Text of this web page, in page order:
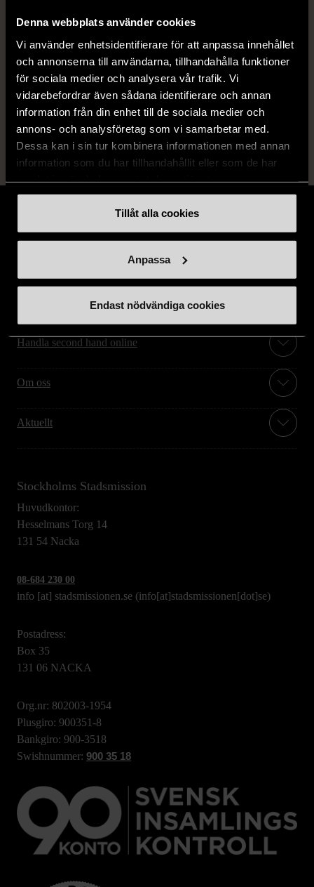
Denna webbplats använder cookies
Vi använder enhetsidentifierare för att anpassa innehållet
och annonserna till användarna, tillhandahålla funktioner
för sociala medier och analysera vår trafik. Vi
vidarebefordrar även sådana identifierare och annan
information från din enhet till de sociala medier och
annons- och analysföretag som vi samarbetar med.
Dessa kan i sin tur kombinera informationen med annan
information som du har tillhandahållit eller som de har
Tillåt alla cookies
Anpassa
Endast nödvändiga cookies
Fri frakt på alla köp över 990 kr.
14 dagars ångerrät.
Handla second hand online
Om oss
Aktuellt
Stockholms Stadsmission
Huvudkontor:
Hesselmans Torg 14
131 54 Nacka
08-684 230 00
info [at] stadsmissionen.se (info[at]stadsmissionen[dot]se)
Postadress:
Box 35
131 06 NACKA
Org.nr: 802003-1954
Plusgiro: 900351-8
Bankgiro: 900-3518
Swishnummer: 900 35 18